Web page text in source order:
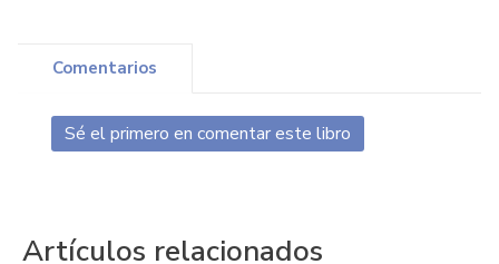
Comentarios
Sé el primero en comentar este libro
Artículos relacionados